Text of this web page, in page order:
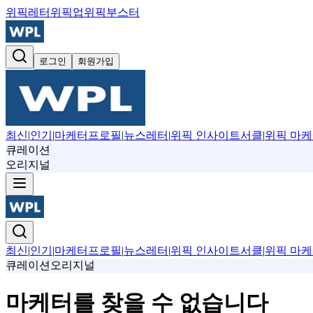
위픽레터 위픽업위픽부스터
로그인 회원가입
최신|인기 |마케터프로필|뉴스레터 |위픽 인사이트서클|위픽 마케
큐레이션
오리지널
최신|인기 |마케터프로필|뉴스레터 |위픽 인사이트서클|위픽 마케
큐레이션 오리지널
마케터를 찾을 수 없습니다